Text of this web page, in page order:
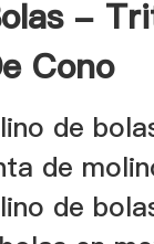
-
Cono
de
de
de